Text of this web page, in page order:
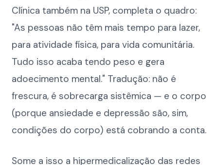
Clínica também na USP, completa o quadro:
"As pessoas não têm mais tempo para lazer,
para atividade física, para vida comunitária.
Tudo isso acaba tendo peso e gera
adoecimento mental." Tradução: não é
frescura, é sobrecarga sistêmica — e o corpo
(porque ansiedade e depressão são, sim,
condições do corpo) está cobrando a conta.
Some a isso a hipermedicalização das redes